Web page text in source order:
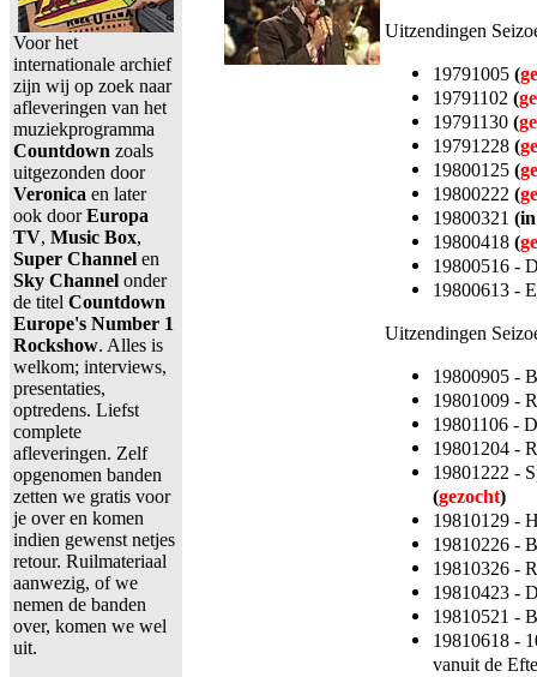
Voor het
internationale archief
zijn wij op zoek naar
afleveringen van het
muziekprogramma
Countdown zoals
uitgezonden door
Veronica en later
ook doorEuropa
TV, Music Box,
Super Channel en
Sky Channel onder
de titel Countdown
Europe's Number 1
Rockshow. Alles is
welkom; interviews,
presentaties,
optredens. Liefst
complete
afleveringen. Zelf
opgenomen banden
zetten we gratis voor
je over en komen
indien gewenst netjes
retour. Ruilmateriaal
aanwezig, of we
nemen de banden
over, komen we wel
uit.
Uitzendingen
19791005 (
19791102 (
19791130 (
19791228 (
19800125 (
19800222 (
19800321
19800418 (
19800516 -
19800613 -
Uitzendingen
19800905 -
19801009 -
19801106 -
19801204 -
19801222 -
(gezocht)
19810129 -
19810226 -
19810326 -
19810423 -
19810521 -
19810618 -
vanuit de